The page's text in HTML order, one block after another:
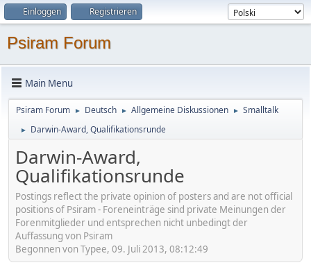
Einloggen Registrieren
Psiram Forum
Main Menu
Psiram Forum ► Deutsch ► Allgemeine Diskussionen ► Smalltalk
► Darwin-Award, Qualifikationsrunde
Darwin-Award,
Qualifikationsrunde
Postings reflect the private opinion of posters and are not official
positions of Psiram - Foreneinträge sind private Meinungen der
Forenmitglieder und entsprechen nicht unbedingt der
Auffassung von Psiram
Begonnen von Typee, 09. Juli 2013, 08:12:49